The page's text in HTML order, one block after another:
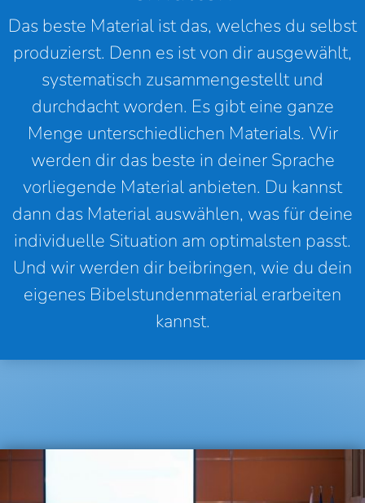
Das beste Material ist das, welches du selbst
produzierst. Denn es ist von dir ausgewählt,
systematisch zusammengestellt und
durchdacht worden. Es gibt eine ganze
Menge unterschiedlichen Materials. Wir
werden dir das beste in deiner Sprache
vorliegende Material anbieten. Du kannst
dann das Material auswählen, was für deine
individuelle Situation am optimalsten passt.
Und wir werden dir beibringen, wie du dein
eigenes Bibelstundenmaterial erarbeiten
kannst.